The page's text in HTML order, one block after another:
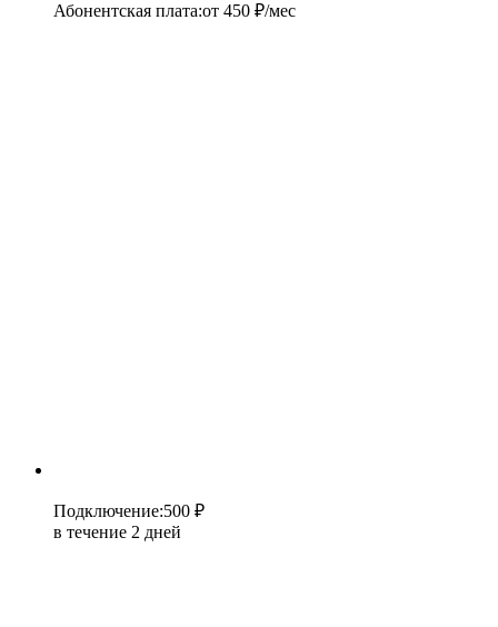
Абонентская плата:от 450 ₽/мес
Подключение:500 ₽
в течение 2 дней